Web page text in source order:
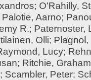
; O'Rahilly,
Palotie, Aarno;
R.; Paternoster,
Olli;
Lucy;
; Ritchie,
; Scambler, Peter;